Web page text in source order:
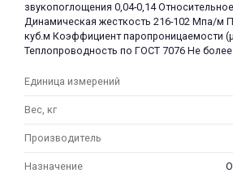
звукопоглощения 0,04-0,14
Динамическая жесткость 216-102 Мпа/м
куб.м Коэффициент паропроницаемости
Теплопроводность по ГОСТ 7076 Не более
Единица измерений
Вес, кг
Производитель
Назначение